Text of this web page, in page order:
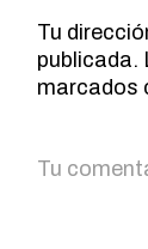
Tu
publicada.
marcados